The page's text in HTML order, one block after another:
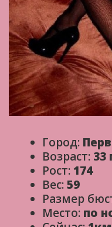
Город:
Возраст: 33
Рост: 174
Вес:59
Размер
Место: по